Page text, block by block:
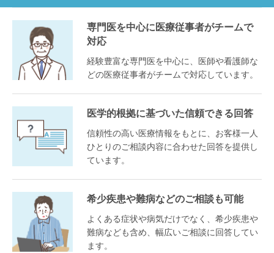
専門医を中心に医療従事者がチームで
対応
経験豊富な専門医を中心に、医師や看護師な
どの医療従事者がチームで対応しています。
医学的根拠に基づいた信頼できる回答
信頼性の高い医療情報をもとに、お客様一人
ひとりのご相談内容に合わせた回答を提供し
ています。
希少疾患や難病などのご相談も可能
よくある症状や病気だけでなく、希少疾患や
難病なども含め、幅広いご相談に回答してい
ます。